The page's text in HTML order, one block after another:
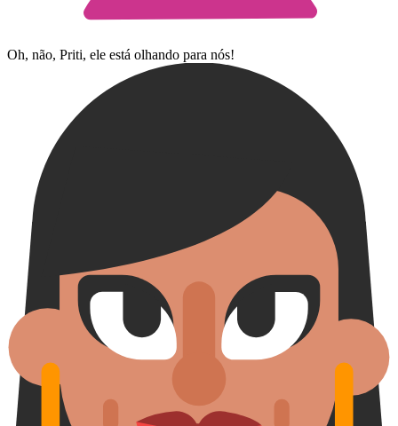
Oh, não, Priti, ele está olhando para nós!